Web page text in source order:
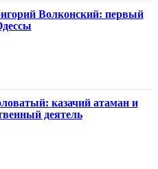
Волконский: первый
казачий атаман и
деятель